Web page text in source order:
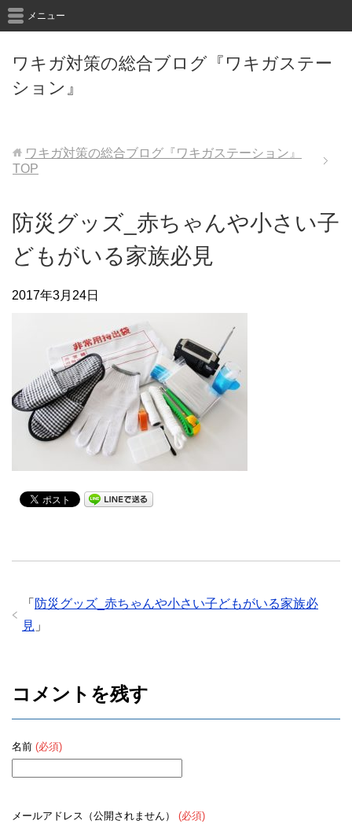
ワキガ対策の総合ブログ『ワキガステー
ション』
メニュー
ワキガ対策の総合ブログ『ワキガステーション』
TOP
防災グッズ_赤ちゃんや小さい子
どもがいる家族必見
2017年3月24日
「 防災グッズ_赤ちゃんや小さい子どもがいる家族必
見 」
コメントを残す
名前 (必須)
メールアドレス（公開されません） (必須)